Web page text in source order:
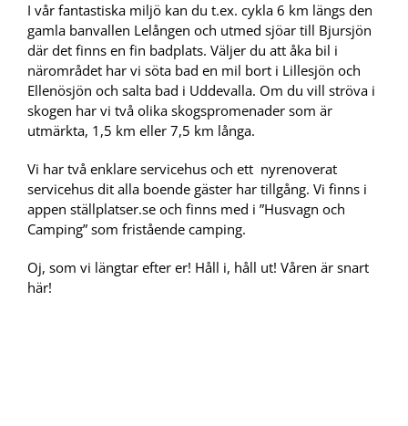
I vår fantastiska miljö kan du t.ex. cykla 6 km längs den
gamla banvallen Lelången och utmed sjöar till Bjursjön
där det finns en fin badplats. Väljer du att åka bil i
närområdet har vi söta bad en mil bort i Lillesjön och
Ellenösjön och salta bad i Uddevalla. Om du vill ströva i
skogen har vi två olika skogspromenader som är
utmärkta, 1,5 km eller 7,5 km långa.
Vi har två enklare servicehus och ett nyrenoverat
servicehus dit alla boende gäster har tillgång. Vi finns i
appen ställplatser.se och finns med i ”Husvagn och
Camping” som fristående camping.
Oj, som vi längtar efter er! Håll i, håll ut! Våren är snart
här!